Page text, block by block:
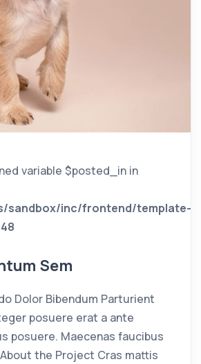
variable $posted_in in
sandbox/inc/frontend/template-
48
Sem
Dolor Bibendum Parturient
posuere erat a ante
posuere. Maecenas faucibus
the Project Cras mattis